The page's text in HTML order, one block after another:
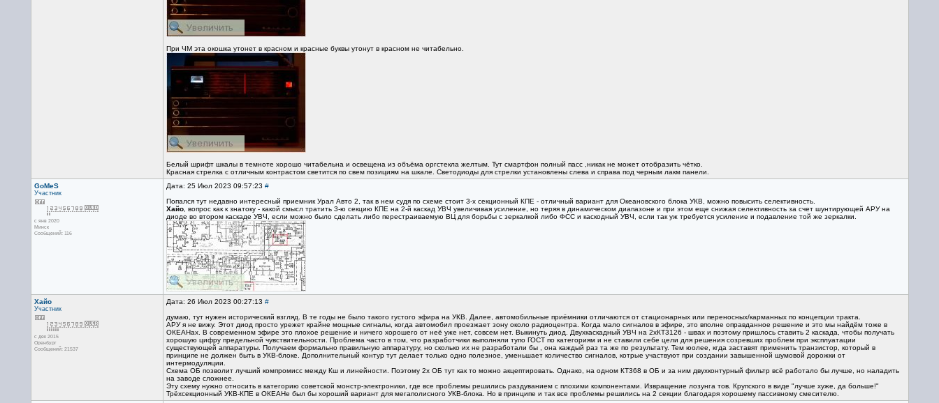
При ЧМ эта окошка утонет в красном и красные буквы утонут в красном не читабельно.
Белый шрифт шкалы в темноте хорошо читабельна и освещена из объёма оргстекла желтым. Тут смартфон полный пасс ,никак не может отобразить чётко.
Красная стрелка с отличным контрастом светится по свем позициям на шкале. Светодиоды для стрелки установлены слева и справа под черным лакм панели.
GoMeS
Участник
с янв 2020
Минск
Сообщений: 116
Дата: 25 Июл 2023 09:57:23 #
Попался тут недавно интересный приемник Урал Авто 2, так в нем судя по схеме стоит 3-х секционный КПЕ - отличный вариант для Океановского блока УКВ, можно повысить селективность.
Хайо, вопрос как к знатоку - какой смысл тратить 3-ю секцию КПЕ на 2-й каскад УВЧ увеличивая усиление, но теряя в динамическом диапазоне и при этом еще снижая селективность за счет шунтирующей АРУ на
диоде во втором каскаде УВЧ, если можно было сделать либо перестраиваемую ВЦ для борьбы с зеркалкой либо ФСС и каскодный УВЧ, если так уж требуется усиление и подавление той же зеркалки.
Хайо
Участник
с дек 2015
Оренбург
Сообщений: 21537
Дата: 26 Июл 2023 00:27:13 #
думаю, тут нужен исторический взгляд. В те годы не было такого густого эфира на УКВ. Далее, автомобильные приёмники отличаются от стационарных или переносных/карманных по концепции тракта.
АРУ я не вижу. Этот диод просто урежет крайне мощные сигналы, когда автомобил проезжает зону около радиоцентра. Когда мало сигналов в эфире, это вполне оправданное решение и это мы найдём тоже в
ОКЕАНах. В современном эфире это плохое решение и ничего хорошего от неё уже нет, совсем нет. Выкинуть диод. Двухкаскадный УВЧ на 2хКТ3126 - швах и поэтому пришлось ставить 2 каскада, чтобы получать
хорошую цифру предельной чувствительности. Проблема часто в том, что разработчики выполняли тупо ГОСТ по категориям и не ставили себе цели для решения созревших проблем при эксплуатации
существующей аппаратуры. Получаем формально правильную аппаратуру, но сколько их не разработали бы , она каждый раз та же по результату. Тем юолее, кгда заставят применить транзистор, который в
принципе не должен быть в УКВ-блоке. Дополнительный контур тут делает только одно полезное, уменьшает количество сигналов, котрые участвуют при создании завышенной шумовой дорожки от
интермодуляции.
Схема ОБ позволит лучший компромисс между Кш и линейности. Поэтому 2х ОБ тут как то можно акцептировать. Однако, на одном КТ368 в ОБ и за ним двухконтурный фильтр всё работало бы лучше, но наладить
на заводе сложнее.
Эту схему нужно относить в категорию советской монстр-электроники, где все проблемы решились раздуванием с плохими компонентами. Извращение лозунга тов. Крупского в виде "лучше хуже, да больше!"
Трёхсекционный УКВ-КПЕ в ОКЕАНе был бы хороший вариант для мегаполисного УКВ-блока. Но в принципе и так все проблемы решились на 2 секции благодаря хорошему пассивному смесителю.